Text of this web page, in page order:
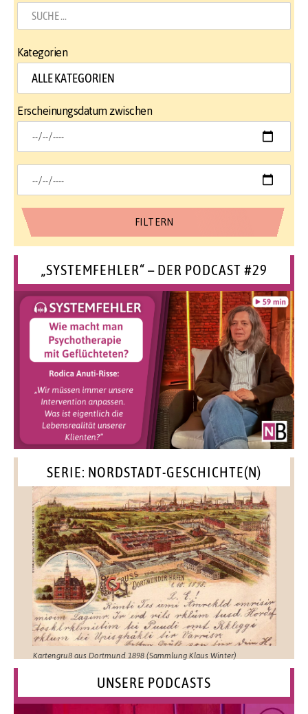
Kategorien
Erscheinungsdatum zwischen
„SYSTEMFEHLER“ – DER PODCAST #29
SERIE: NORDSTADT-GESCHICHTE(N)
Kartengruß aus Dortmund 1898 (Sammlung Klaus Winter)
UNSERE PODCASTS